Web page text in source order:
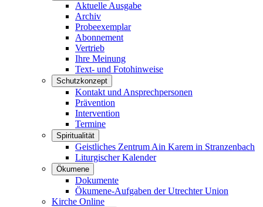
Aktuelle Ausgabe
Archiv
Probeexemplar
Abonnement
Vertrieb
Ihre Meinung
Text- und Fotohinweise
Schutzkonzept
Kontakt und Ansprechpersonen
Prävention
Intervention
Termine
Spiritualität
Geistliches Zentrum Ain Karem in Stranzenbach
Liturgischer Kalender
Ökumene
Dokumente
Ökumene-Aufgaben der Utrechter Union
Kirche Online